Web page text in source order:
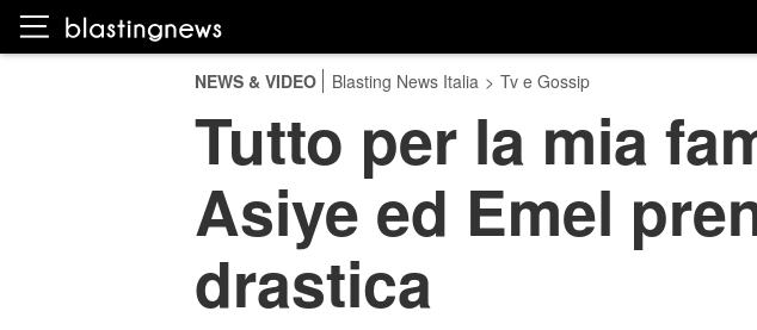
NEWS & VIDEO Blasting News Italia > Tv e Gossip
Tutto per la mia
Asiye ed Emel
drastica